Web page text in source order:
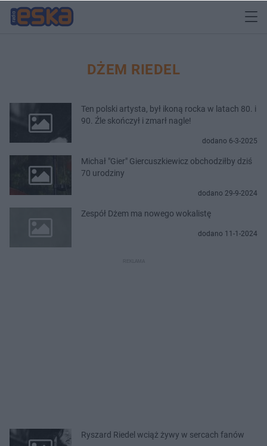
DŻEM RIEDEL
Ten polski artysta, był ikoną rocka w latach 80. i
90. Źle skończył i zmarł nagle!
dodano 6-3-2025
Michał "Gier" Giercuszkiewicz obchodziłby dziś
70 urodziny
dodano 29-9-2024
Zespół Dżem ma nowego wokalistę
dodano 11-1-2024
Ryszard Riedel wciąż żywy w sercach fanów